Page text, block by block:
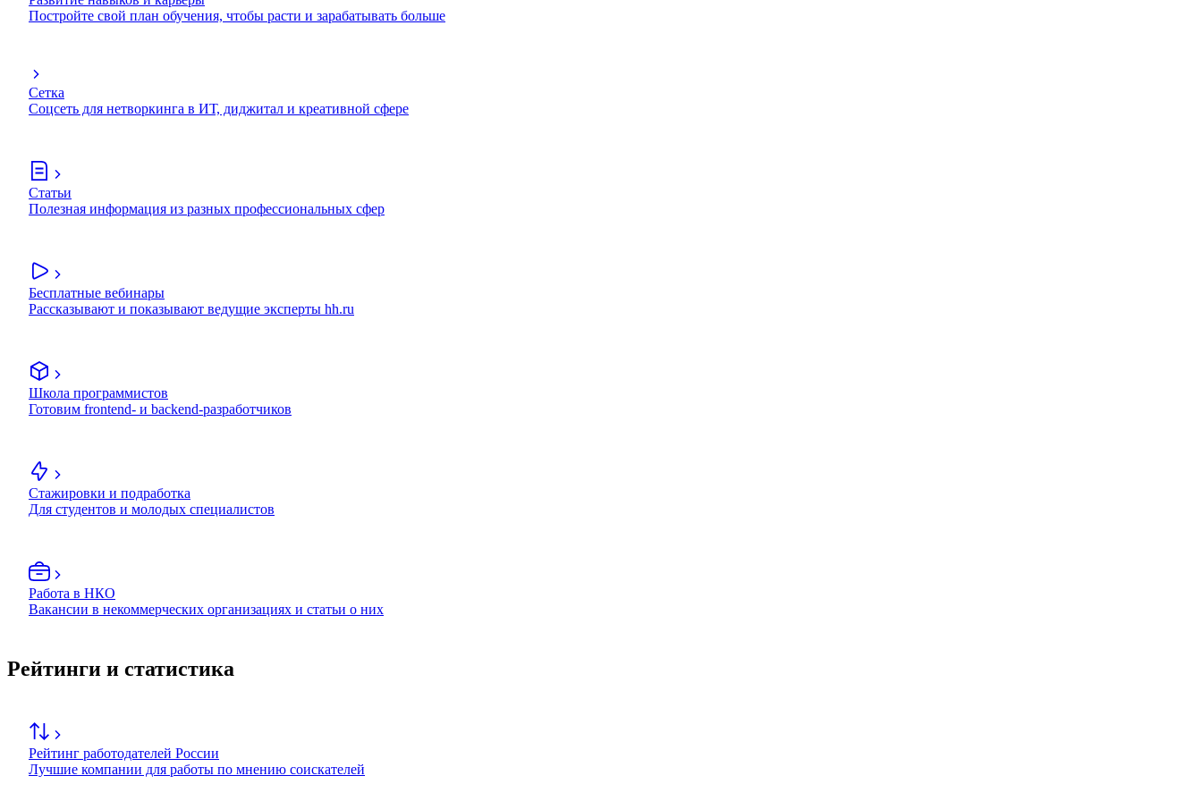
Постройте свой план обучения, чтобы расти и зарабатывать больше
Сетка
Соцсеть для нетворкинга в ИТ, диджитал и креативной сфере
Статьи
Полезная информация из разных профессиональных сфер
Бесплатные вебинары
Рассказывают и показывают ведущие эксперты hh.ru
Школа программистов
Готовим frontend- и backend-разработчиков
Стажировки и подработка
Для студентов и молодых специалистов
Работа в НКО
Вакансии в некоммерческих организациях и статьи о них
Рейтинги и статистика
Рейтинг работодателей России
Лучшие компании для работы по мнению соискателей